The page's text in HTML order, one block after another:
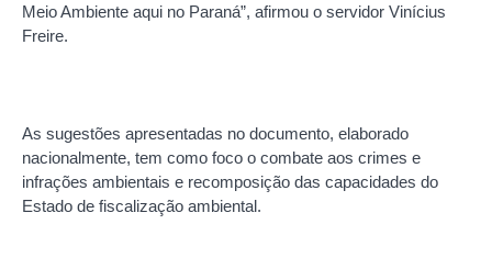
Meio Ambiente aqui no Paraná”, afirmou o servidor Vinícius
Freire.
As sugestões apresentadas no documento, elaborado
nacionalmente, tem como foco o combate aos crimes e
infrações ambientais e recomposição das capacidades do
Estado de fiscalização ambiental.